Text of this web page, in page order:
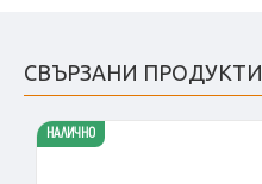
СВЪРЗАНИ ПРОДУКТИ
НАЛИЧНО